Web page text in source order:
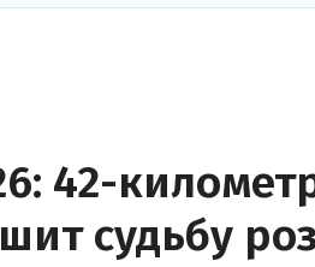
42-
судьбу